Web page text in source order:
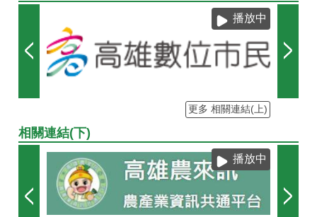
播放中
更多 相關連結(上)
相關連結(下)
播放中